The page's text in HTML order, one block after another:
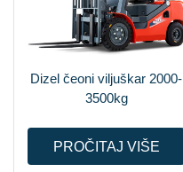
Dizel čeoni viljuškar 2000-
3500kg
PROČITAJ VIŠE